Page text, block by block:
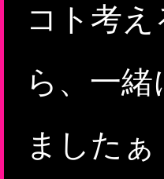
コト考
ら、一
ました